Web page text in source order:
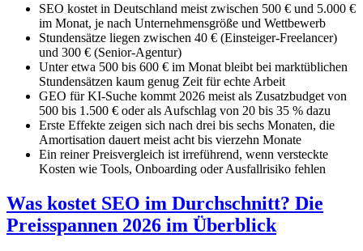
SEO kostet in Deutschland meist zwischen 500 € und 5.000 €
im Monat, je nach Unternehmensgröße und Wettbewerb
Stundensätze liegen zwischen 40 € (Einsteiger-Freelancer)
und 300 € (Senior-Agentur)
Unter etwa 500 bis 600 € im Monat bleibt bei marktüblichen
Stundensätzen kaum genug Zeit für echte Arbeit
GEO für KI-Suche kommt 2026 meist als Zusatzbudget von
500 bis 1.500 € oder als Aufschlag von 20 bis 35 % dazu
Erste Effekte zeigen sich nach drei bis sechs Monaten, die
Amortisation dauert meist acht bis vierzehn Monate
Ein reiner Preisvergleich ist irreführend, wenn versteckte
Kosten wie Tools, Onboarding oder Ausfallrisiko fehlen
Was kostet SEO im Durchschnitt? Die
Preisspannen 2026 im Überblick